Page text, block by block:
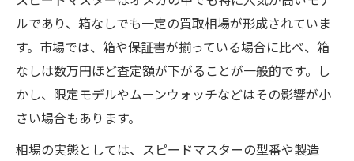
ルであり、箱なしでも一定の買取相場が形成されていま
す。市場では、箱や保証書が揃っている場合に比べ、箱
なしは数万円ほど査定額が下がることが一般的です。し
かし、限定モデルやムーンウォッチなどはその影響が小
さい場合もあります。
相場の実態としては、スピードマスターの型番や製造